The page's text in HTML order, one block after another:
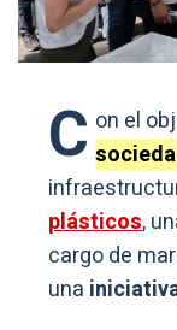
C on el
plásticos,
cargo de
una